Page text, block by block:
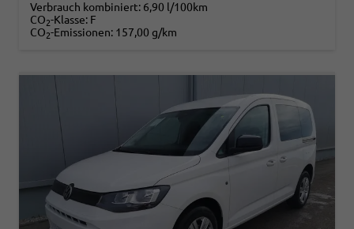
Verbrauch kombiniert: 6,90 l/100km
CO2-Klasse: F
CO2-Emissionen: 157,00 g/km